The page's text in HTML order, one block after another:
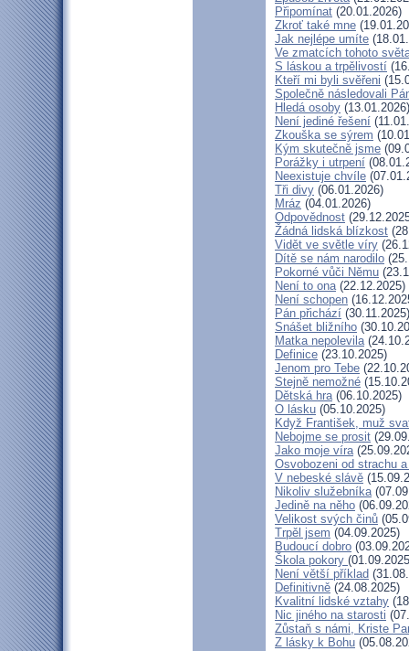
Připomínat (20.01.2026)
Zkroť také mne
Jak nejlépe umíte
Ve zmatcích tohoto
S láskou a trpělivostí
Kteří mi byli svěřeni
Společně následovali
Hledá osoby (13.01.2026)
Není jediné řešení
Zkouška se sýrem
Kým skutečně jsme
Porážky i utrpení
Neexistuje chvíle
Tři divy (06.01.2026)
Mráz (04.01.2026)
Odpovědnost
Žádná lidská blízkost
Vidět ve světle víry
Dítě se nám narodilo
Pokorné vůči Němu
Není to ona(22.12.2025)
Není schopen
Pán přichází (30.11.2025)
Snášet bližního
Matka nepolevila
Definice (23.10.2025)
Jenom pro Tebe
Stejně nemožné
Dětská hra(06.10.2025)
O lásku (05.10.2025)
Když František, muž
Nebojme se prosit
Jako moje víra
Osvobozeni od strachu
V nebeské slávě
Nikoliv služebníka
Jedině na něho
Velikost svých činů
Trpěl jsem (04.09.2025)
Budoucí dobro
Škola pokory
Není větší příklad
Definitivně (24.08.2025)
Kvalitní lidské vztahy
Nic jiného na starosti
Zůstaň s námi, Kriste
Z lásky k Bohu